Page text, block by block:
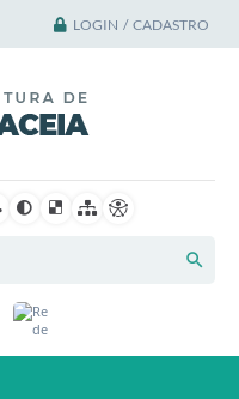
LOGIN / CADASTRO